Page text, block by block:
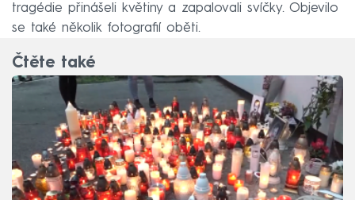
tragédie přinášeli květiny a zapalovali svíčky. Objevilo
se také několik fotografií oběti.
Čtěte také